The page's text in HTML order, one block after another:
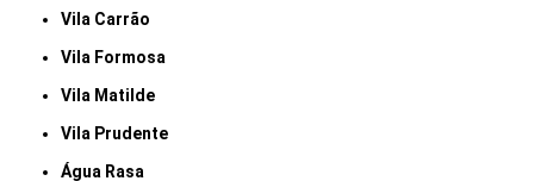
Vila Carrão
Vila Formosa
Vila Matilde
Vila Prudente
Água Rasa